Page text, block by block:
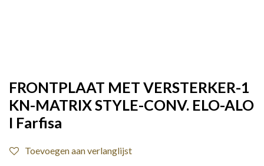
FRONTPLAAT MET VERSTERKER-1
KN-MATRIX STYLE-CONV. ELO-ALO
I Farfisa
Toevoegen aan verlanglijst